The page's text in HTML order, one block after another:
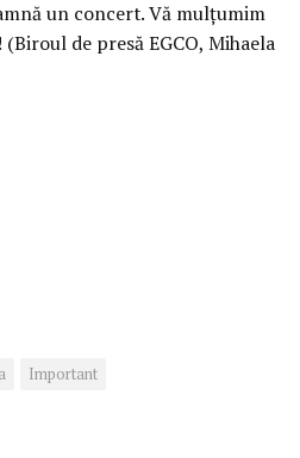
un concert. Vă mulțumim
de presă EGCO, Mihaela
Important